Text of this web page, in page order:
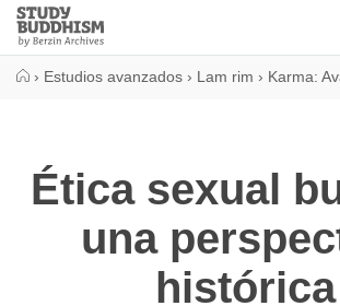
Close
Study
Buddhism
› Estudios avanzados › Lam rim › Karma:
Ética sexual
una
histórica